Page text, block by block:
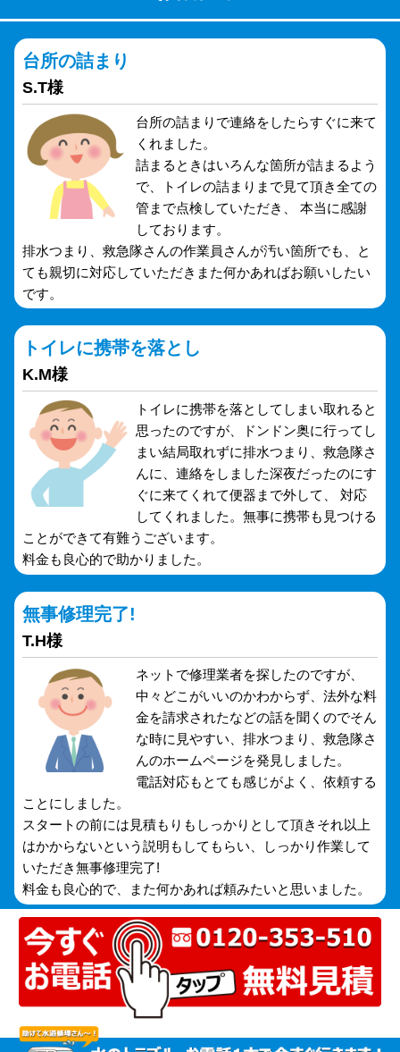
台所の詰まり
S.T様
台所の詰まりで連絡をしたらすぐに来て
くれました。
詰まるときはいろんな箇所が詰まるよう
で、トイレの詰まりまで見て頂き全ての
管まで点検していただき、 本当に感謝
しております。
排水つまり、救急隊さんの作業員さんが汚い箇所でも、と
ても親切に対応していただきまた何かあればお願いしたい
です。
トイレに携帯を落とし
K.M様
トイレに携帯を落としてしまい取れると
思ったのですが、ドンドン奥に行ってし
まい結局取れずに排水つまり、救急隊さ
んに、連絡をしました深夜だったのにす
ぐに来てくれて便器まで外して、 対応
してくれました。無事に携帯も見つける
ことができて有難うございます。
料金も良心的で助かりました。
無事修理完了!
T.H様
ネットで修理業者を探したのですが、
中々どこがいいのかわからず、法外な料
金を請求されたなどの話を聞くのでそん
な時に見やすい、排水つまり、救急隊さ
んのホームページを発見しました。
電話対応もとても感じがよく、依頼する
ことにしました。
スタートの前には見積もりもしっかりとして頂きそれ以上
はかからないという説明もしてもらい、しっかり作業して
いただき無事修理完了!
料金も良心的で、また何かあれば頼みたいと思いました。